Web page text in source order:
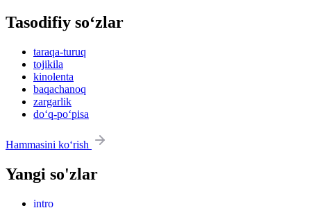
Tasodifiy so‘zlar
taraqa-turuq
tojikila
kinolenta
baqachanoq
zargarlik
do‘q-po‘pisa
Hammasini ko‘rish
Yangi so'zlar
intro